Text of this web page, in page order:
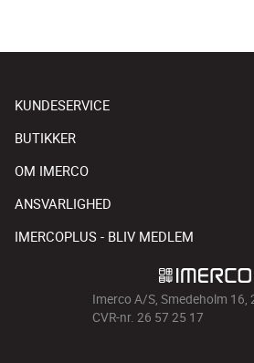
KUNDESERVICE
BUTIKKER
OM IMERCO
ANSVARLIGHED
IMERCOPLUS - BLIV MEDLEM
Imerco A/S, Smedeholm 16,
CVR-nr. 26 57 25 17